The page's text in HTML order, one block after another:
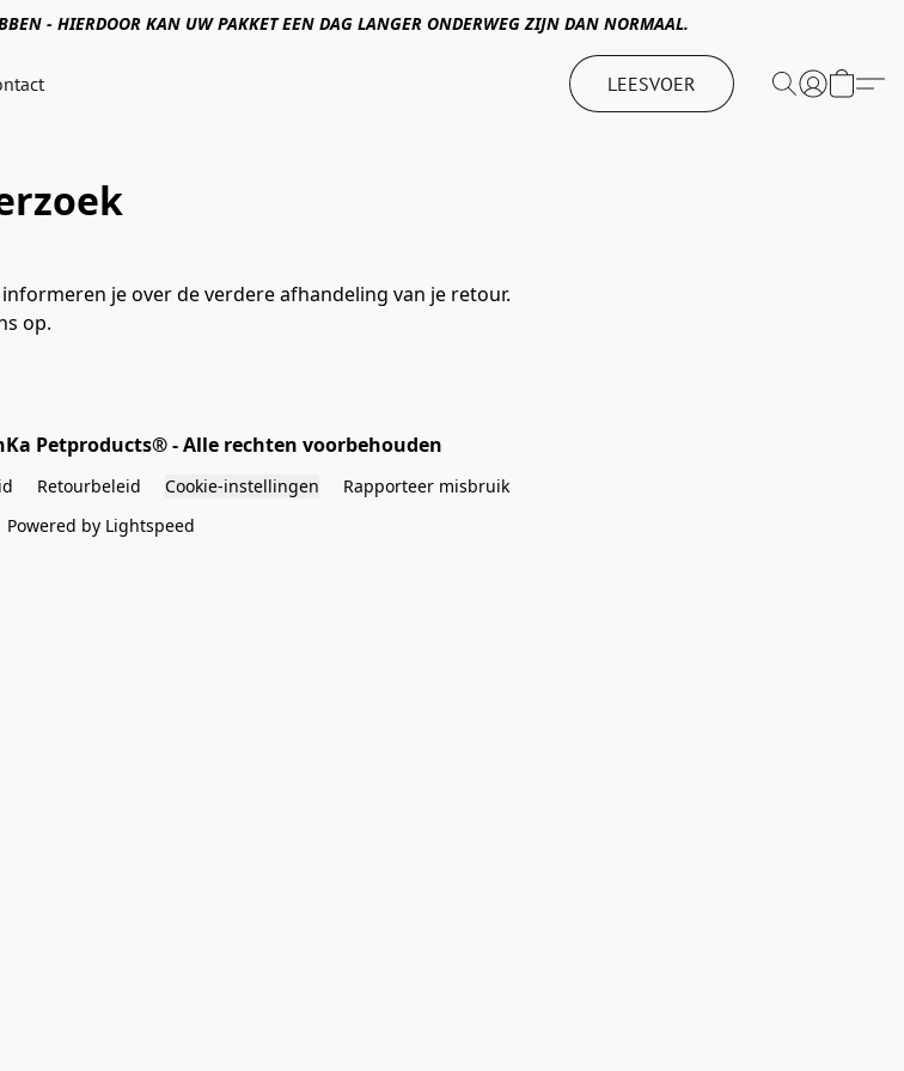
- HIERDOOR KAN UW PAKKET EEN DAG LANGER ONDERWEG ZIJN DAN NORMAAL.
LEESVOER
je over de verdere afhandeling van je retour.
op.
Petproducts® - Alle rechten voorbehouden
Retourbeleid Cookie-instellingen
Rapporteer misbruik
Powered by Lightspeed